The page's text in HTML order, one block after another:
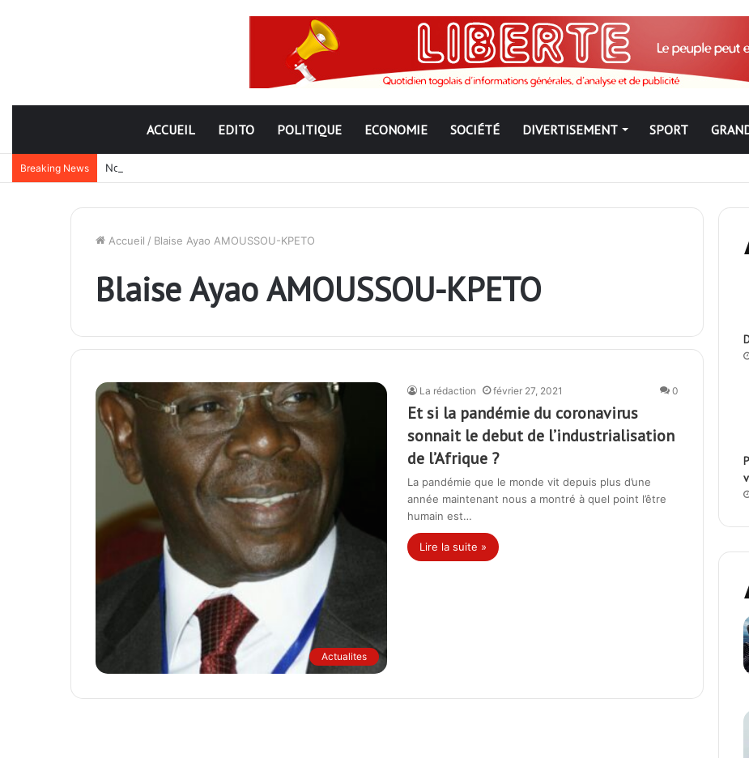
ACCUEIL EDITO POLITIQUE ECONOMIE SOCIÉTÉ DIVERTISEMENT SPORT
Breaking News Nouveau subterfuge en préparation de Faure Gnassingbé pour ne jamais partir ; les Togolais disent non et sont vent debout
Accueil / Blaise Ayao AMOUSSOU-KPETO
Blaise Ayao AMOUSSOU-KPETO
Actualites
La rédaction février 27, 2021 0
Et si la pandémie du coronavirus
sonnait le debut de l’industrialisation
de l’Afrique ?
La pandémie que le monde vit depuis plus d’une
année maintenant nous a montré à quel point l’être
humain est…
Lire la suite »